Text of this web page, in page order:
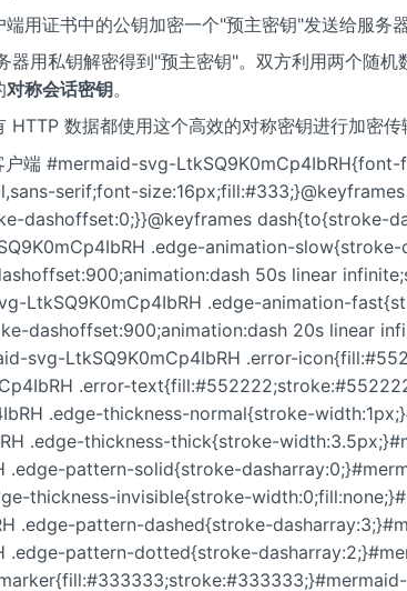
端用证书中的公钥加密一个"预主密钥"发送给服务
器用私钥解密得到"预主密钥"。双方利用两个随机
对称会话密钥。
HTTP 数据都使用这个高效的对称密钥进行加密传
户端 #mermaid-svg-
serif;font-
dashoffset:0;}}@keyframes dash{to{stroke-
.edge-animation-slow{stroke-
50s linear
LtkSQ9K0mCp4IbRH .edge-animation-
dashoffset:900;animation:dash 20s linear
svg-LtkSQ9K0mCp4IbRH .error-
.error-
.edge-thickness-normal{stroke-
.edge-thickness-thick{stroke-
.edge-pattern-solid{stroke-
thickness-invisible{stroke-
.edge-pattern-dashed{stroke-
.edge-pattern-dotted{stroke-